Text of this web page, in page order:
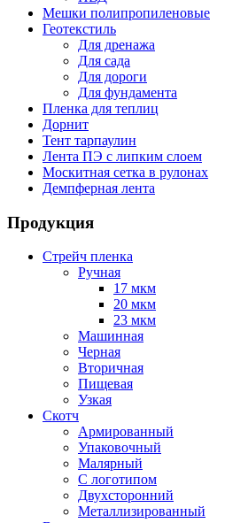
Мешки полипропиленовые
Геотекстиль
Для дренажа
Для сада
Для дороги
Для фундамента
Пленка для теплиц
Дорнит
Тент тарпаулин
Лента ПЭ с липким слоем
Москитная сетка в рулонах
Демпферная лента
Продукция
Стрейч пленка
Ручная
17 мкм
20 мкм
23 мкм
Машинная
Черная
Вторичная
Пищевая
Узкая
Скотч
Армированный
Упаковочный
Малярный
С логотипом
Двухсторонний
Металлизированный